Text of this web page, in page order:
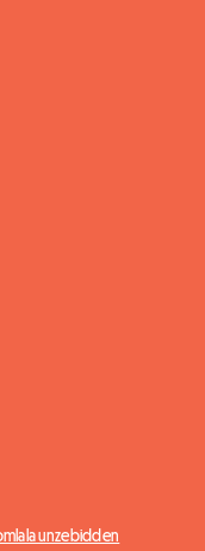
unzebidden